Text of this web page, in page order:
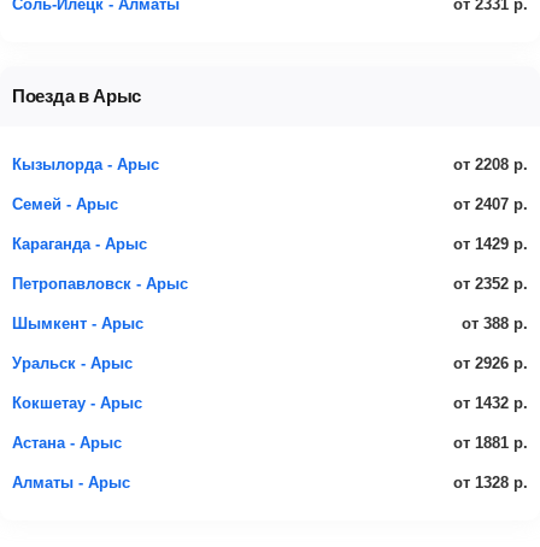
Соль-Илецк - Алматы от 2331 р.
Поезда в Арыс
Кызылорда - Арыс от 2208 р.
Семей - Арыс от 2407 р.
Караганда - Арыс от 1429 р.
Петропавловск - Арыс от 2352 р.
Шымкент - Арыс от 388 р.
Уральск - Арыс от 2926 р.
Кокшетау - Арыс от 1432 р.
Астана - Арыс от 1881 р.
Алматы - Арыс от 1328 р.